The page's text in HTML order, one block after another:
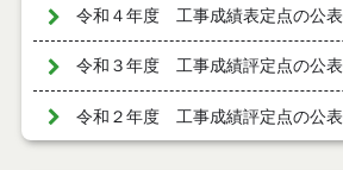
令和４年度 工事成績表定点の公表
令和３年度 工事成績評定点の公表
令和２年度 工事成績評定点の公表